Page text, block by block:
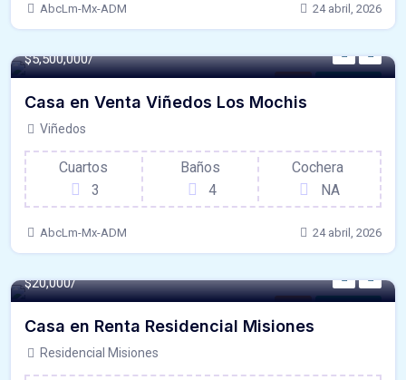
AbcLm-Mx-ADM 24 abril, 2026
Casa Para Venta
$5,500,000/
Casa en Venta Viñedos Los Mochis
Viñedos
Cuartos
3
Baños
4
Cochera
NA
AbcLm-Mx-ADM 24 abril, 2026
Casa Para Renta
$20,000/
Casa en Renta Residencial Misiones
Residencial Misiones